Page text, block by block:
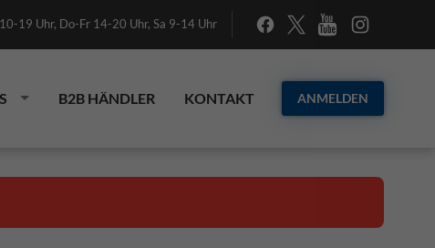
19 Uhr, Do-Fr 14-20 Uhr, Sa 9-14 Uhr
B2B HÄNDLER KONTAKT ANMELDEN